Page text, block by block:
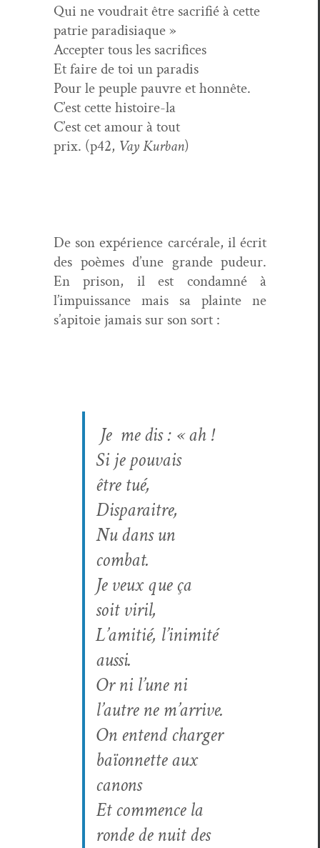
Qui ne voudrait être sac­ri­fié à cette
patrie paradisiaque »
Accepter tous les sacrifices
Et faire de toi un paradis
Pour le peu­ple pau­vre et honnête.
C’est cette histoire-la
C’est cet amour à tout
prix. (p42, Vay Kur­ban)
De son expéri­ence car­cérale, il écrit
des poèmes d’une grande pudeur.
En prison, il est con­damné à
l’impuissance mais sa plainte ne
s’apitoie jamais sur son sort :
Je me dis : « ah !
Si je pou­vais
être tué,
Disparaitre,
Nu dans un
combat.
Je veux que ça
soit viril,
L’amitié, l’inimité
aussi.
Or ni l’une ni
l’autre ne m’arrive.
On entend charg­er
baïon­nette aux
canons
Et com­mence la
ronde de nuit des